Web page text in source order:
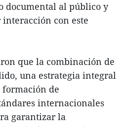
documental al público y
con este
que la combinación de
una estrategia integral
de
internacionales
garantizar la